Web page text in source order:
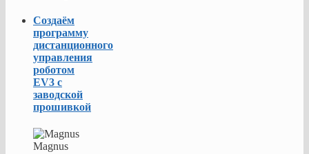
Создаём
программу
дистанционного
управления
роботом
EV3 с
заводской
прошивкой
Magnus